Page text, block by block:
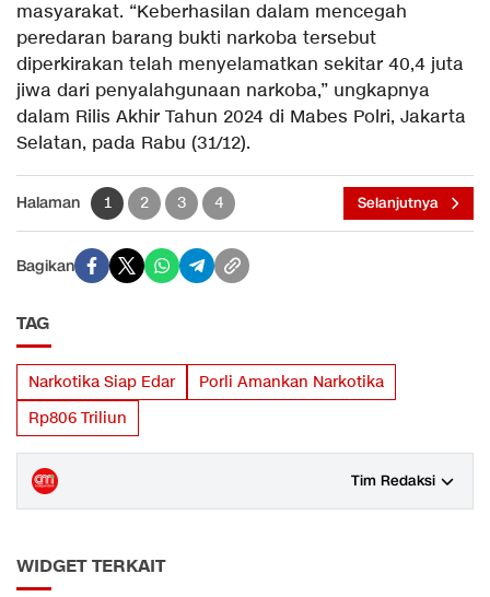
masyarakat. “Keberhasilan dalam mencegah
peredaran barang bukti narkoba tersebut
diperkirakan telah menyelamatkan sekitar 40,4 juta
jiwa dari penyalahgunaan narkoba,” ungkapnya
dalam Rilis Akhir Tahun 2024 di Mabes Polri, Jakarta
Selatan, pada Rabu (31/12).
Halaman 1 2 3 4 Selanjutnya
Bagikan
TAG
Narkotika Siap Edar
Porli Amankan Narkotika
Rp806 Triliun
Tim Redaksi
WIDGET TERKAIT